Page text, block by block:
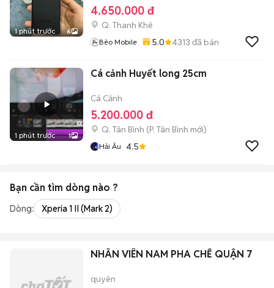
1 phút trước 6
4.650.000 đ
Q. Thanh Khê
Bèo Mobile 5.0 4313 đã bán
1 phút trước 1
Cá cảnh Huyết long 25cm
Cá Cảnh
5.200.000 đ
Q. Tân Bình (P. Tân Bình mới)
Hải Âu 4.5
Bạn cần tìm dòng nào ?
Dòng: Xperia 1 II (Mark 2)
NHÂN VIÊN NAM PHA CHẾ QUẬN 7
quyên